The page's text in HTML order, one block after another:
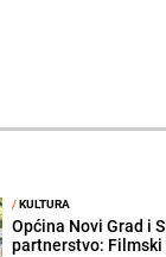
/KULTURA
Općina Novi Grad i
partnerstvo: